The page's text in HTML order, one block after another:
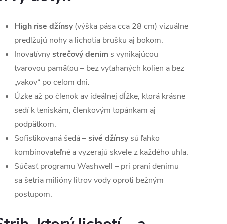
High rise džínsy(výška pása cca 28 cm) vizuálne
predlžujú nohy a lichotia brušku aj bokom.
Inovatívnystrečový denim s vynikajúcou
tvarovou pamäťou – bez vyťahaných kolien a bez
„vakov“ po celom dni.
Úzke až po členok av ideálnej dĺžke, ktorá krásne
sedí k teniskám, členkovým topánkam aj
podpätkom.
Sofistikovaná šedá –sivé džínsysú ľahko
kombinovateľné a vyzerajú skvele z každého uhla.
Súčasť programu Washwell – pri praní denimu
sa šetria milióny litrov vody oproti bežným
postupom.